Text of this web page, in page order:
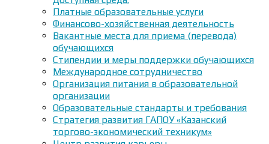
Платные образовательные услуги
Финансово-хозяйственная деятельность
Вакантные места для приема (перевода)
обучающихся
Стипендии и меры поддержки обучающихся
Международное сотрудничество
Организация питания в образовательной
организации
Образовательные стандарты и требования
Стратегия развития ГАПОУ «Казанский
торгово-экономический техникум»